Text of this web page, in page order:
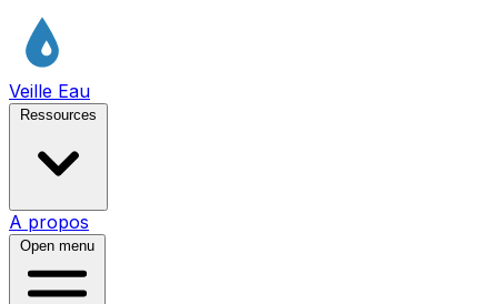
Veille Eau
Ressources
A propos
Open menu